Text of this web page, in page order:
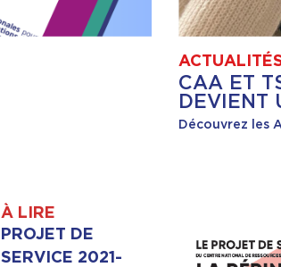
CAA ET
DEVIENT
Découvrez les
À LIRE
PROJET DE
SERVICE 2021-